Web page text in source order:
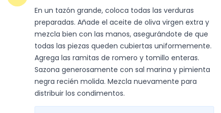
En un tazón grande, coloca todas las verduras
preparadas. Añade el aceite de oliva virgen extra y
mezcla bien con las manos, asegurándote de que
todas las piezas queden cubiertas uniformemente.
Agrega las ramitas de romero y tomillo enteras.
Sazona generosamente con sal marina y pimienta
negra recién molida. Mezcla nuevamente para
distribuir los condimentos.